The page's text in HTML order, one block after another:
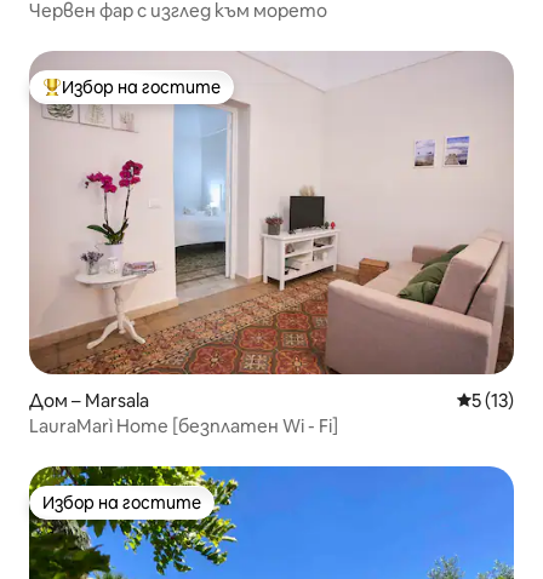
Червен фар с изглед към морето
Най-популярен избор на гостите
Избор на гостите
Дом – Marsala Средна
5 (13)
LauraMarì Home [безплатен Wi - Fi]
Избор на гостите
Избор на гостите